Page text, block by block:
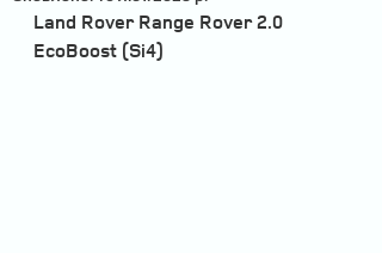
Land Rover Range Rover 2.0
EcoBoost (Si4)